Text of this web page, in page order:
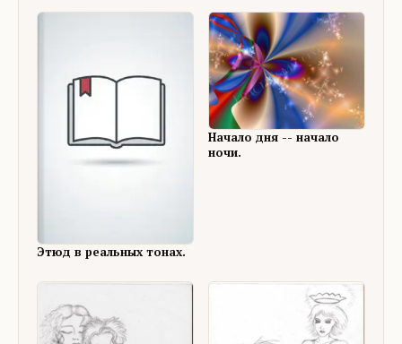
Этюд в реальных тонах.
Начало дня -- начало
ночи.